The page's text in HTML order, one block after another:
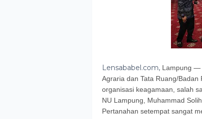
Lensababel.com, Lampung —
Agraria dan Tata Ruang/
organisasi keagamaan, salah
NU Lampung, Muhammad
Pertanahan setempat sangat